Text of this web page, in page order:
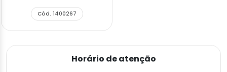
Cód. 1400267
Horário de atenção